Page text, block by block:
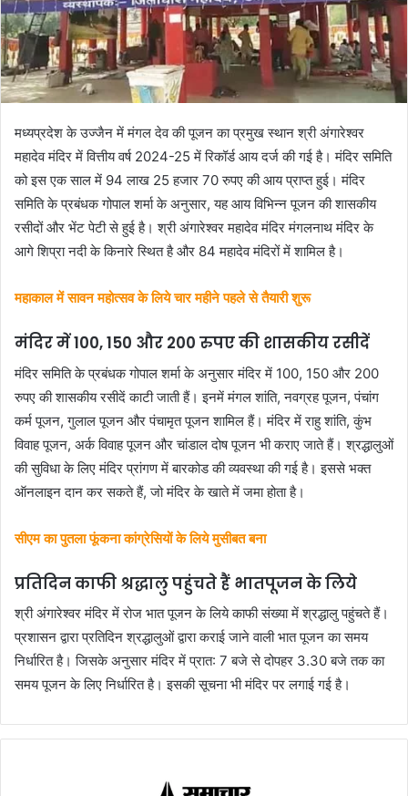
मध्यप्रदेश के उज्जैन में मंगल देव की पूजन का प्रमुख स्थान श्री अंगारेश्वर
महादेव मंदिर में वित्तीय वर्ष 2024-25 में रिकॉर्ड आय दर्ज की गई है। मंदिर समिति
को इस एक साल में 94 लाख 25 हजार 70 रुपए की आय प्राप्त हुई। मंदिर
समिति के प्रबंधक गोपाल शर्मा के अनुसार, यह आय विभिन्न पूजन की शासकीय
रसीदों और भेंट पेटी से हुई है। श्री अंगारेश्वर महादेव मंदिर मंगलनाथ मंदिर के
आगे शिप्रा नदी के किनारे स्थित है और 84 महादेव मंदिरों में शामिल है।
महाकाल में सावन महोत्सव के लिये चार महीने पहले से तैयारी शुरू
मंदिर में 100, 150 और 200 रुपए की शासकीय रसीदें
मंदिर समिति के प्रबंधक गोपाल शर्मा के अनुसार मंदिर में 100, 150 और 200
रुपए की शासकीय रसीदें काटी जाती हैं। इनमें मंगल शांति, नवग्रह पूजन, पंचांग
कर्म पूजन, गुलाल पूजन और पंचामृत पूजन शामिल हैं। मंदिर में राहु शांति, कुंभ
विवाह पूजन, अर्क विवाह पूजन और चांडाल दोष पूजन भी कराए जाते हैं। श्रद्धालुओं
की सुविधा के लिए मंदिर प्रांगण में बारकोड की व्यवस्था की गई है। इससे भक्त
ऑनलाइन दान कर सकते हैं, जो मंदिर के खाते में जमा होता है।
सीएम का पुतला फूंकना कांग्रेसियों के लिये मुसीबत बना
प्रतिदिन काफी श्रद्धालु पहुंचते हैं भातपूजन के लिये
श्री अंगारेश्वर मंदिर में रोज भात पूजन के लिये काफी संख्या में श्रद्धालु पहुंचते हैं।
प्रशासन द्वारा प्रतिदिन श्रद्धालुओं द्वारा कराई जाने वाली भात पूजन का समय
निर्धारित है। जिसके अनुसार मंदिर में प्रात: 7 बजे से दोपहर 3.30 बजे तक का
समय पूजन के लिए निर्धारित है। इसकी सूचना भी मंदिर पर लगाई गई है।